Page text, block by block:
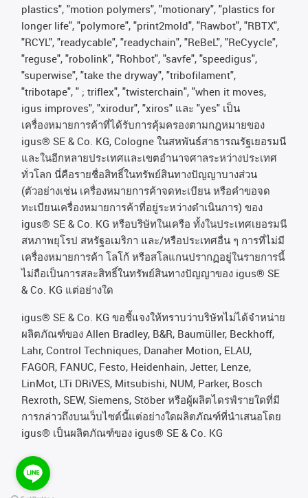
plastics", "motion polymers", "motionary", "plastics for
longer life", "polymore", "print2mold", "Rawbot", "RBTX",
"RCYL", "readycable", "readychain", "ReBeL", "ReCyycle",
"reguse", "robolink", "Rohbot", "savfe", "speedigus",
"superwise", "take the dryway", "tribofilament",
"tribotape", " ; triflex", "twisterchain", "when it moves,
igus improves", "xirodur", "xiros" และ "yes" เป็น
เครื่องหมายการค้าที่ได้รับการคุ้มครองตามกฎหมายของ
igus® SE & Co. KG, Cologne ในสหพันธ์สาธารณรัฐเยอรมนี
และในอีกหลายประเทศและเขตอํานาจศาลระหว่างประเทศ
ทั่วโลก นี่คือรายชื่อสิทธิ์ในทรัพย์สินทางปัญญาบางส่วน
(ตัวอย่างเช่น เครื่องหมายการค้าจดทะเบียน หรือคำขอจด
ทะเบียนเครื่องหมายการค้าที่อยู่ระหว่างดำเนินการ) ของ
igus® SE & Co. KG หรือบริษัทในเครือ ทั้งในประเทศเยอรมนี
สหภาพยุโรป สหรัฐอเมริกา และ/หรือประเทศอื่น ๆ การที่ไม่มี
เครื่องหมายการค้า โลโก้ หรือสโลแกนปรากฏอยู่ในรายการนี้
ไม่ถือเป็นการสละสิทธิ์ในทรัพย์สินทางปัญญาของ igus® SE
& Co. KG แต่อย่างใด
igus® SE & Co. KG ขอชี้แจงให้ทราบว่าบริษัทไม่ได้จําหน่าย
ผลิตภัณฑ์ของ Allen Bradley, B&R, Baumüller, Beckhoff,
Lahr, Control Techniques, Danaher Motion, ELAU,
FAGOR, FANUC, Festo, Heidenhain, Jetter, Lenze,
LinMot, LTi DRiVES, Mitsubishi, NUM, Parker, Bosch
Rexroth, SEW, Siemens, Stöber หรือผู้ผลิตไดรฟ์รายใดที่มี
การกล่าวถึงบนเว็บไซต์นี้แต่อย่างใดผลิตภัณฑ์ที่นําเสนอโดย
igus® เป็นผลิตภัณฑ์ของ igus® SE & Co. KG